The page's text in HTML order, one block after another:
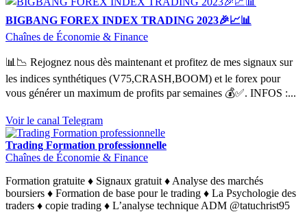
BIGBANG FOREX INDEX TRADING 2023🎉📈📊
Chaînes de Économie & Finance
📊📉 Rejognez nous dès maintenant et profitez de mes signaux sur
les indices synthétiques (V75,CRASH,BOOM) et le forex pour
vous générer un maximum de profits par semaines 💰✅. INFOS :...
Voir le canal Telegram
Trading Formation professionnelle
Chaînes de Économie & Finance
Formation gratuite ♦️ Signaux gratuit ♦️ Analyse des marchés
boursiers ♦️ Formation de base pour le trading ♦️ La Psychologie des
traders ♦️ copie trading ♦️ L’analyse technique ADM @tatuchrist95